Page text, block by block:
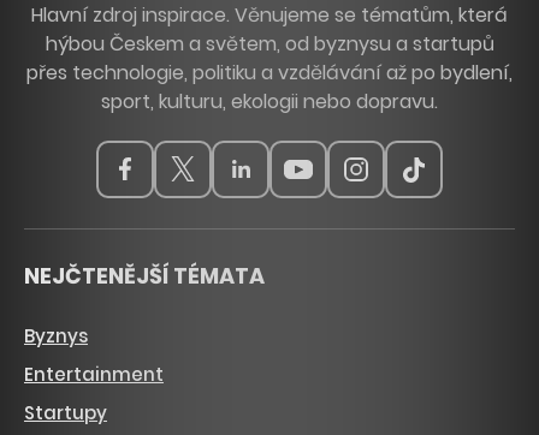
Hlavní zdroj inspirace. Věnujeme se tématům, která
hýbou Českem a světem, od byznysu a startupů
přes technologie, politiku a vzdělávání až po bydlení,
sport, kulturu, ekologii nebo dopravu.
NEJČTENĚJŠÍ TÉMATA
Byznys
Entertainment
Startupy